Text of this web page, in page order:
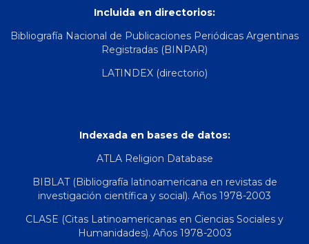
Incluida en directorios:
Bibliografía Nacional de Publicaciones Periódicas Argentinas
Registradas (BINPAR)
LATINDEX (directorio)
Indexada en bases de datos:
ATLA Religion Database
BIBLAT (Bibliografía latinoamericana en revistas de
investigación científica y social). Años 1978-2003
CLASE (Citas Latinoamericanas en Ciencias Sociales y
Humanidades). Años 1978-2003